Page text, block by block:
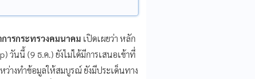
ารกระทรวงคมนาคม เปิดเผยว่า หลัก
วันนี้ (9 ธ.ค.) ยังไม่ได้มีการเสนอเข้าที่
ว่างทำข้อมูลให้สมบูรณ์ ยังมีประเด็นทาง